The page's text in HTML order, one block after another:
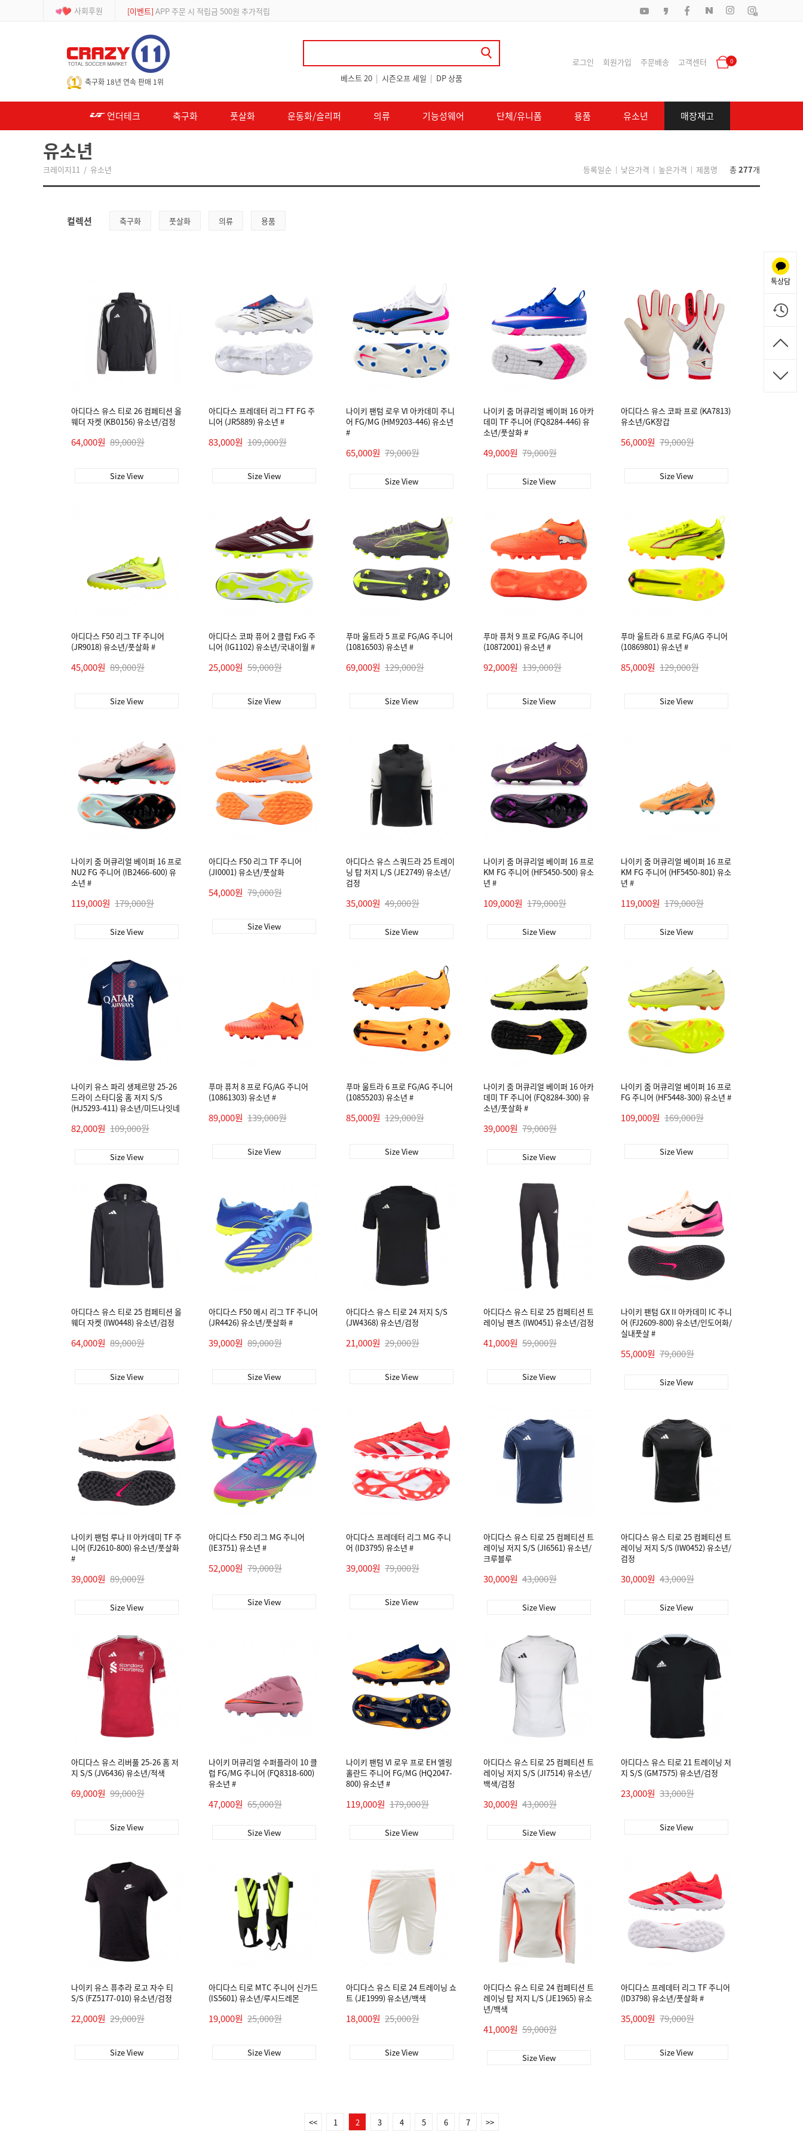
사회후원 [등급제] 회원가입 시 최대 2% 적립 및 할인 쿠폰 지급
축구화 18년 연속 판매 1위 베스트 20 | 시즌오프 세일 | DP 상품
로그인 회원가입 주문배송 고객센터 0
언더테크 축구화 풋살화 운동화/슬리퍼 의류 기능성웨어 단체/유니폼 용품 유소년 매장재고
유소년
크레이지11 / 유소년 등록일순 | 낮은가격 | 높은가격 | 제품명 총277개
컬렉션 축구화 풋살화 의류 용품
아디다스 유스 티로 26 컴페티션 올
웨더 자켓 (KB0156) 유소년/검정
64,000원 89,000원
Size View
아디다스 프레데터 리그 FT FG 주
니어 (JR5889) 유소년 #
83,000원 109,000원
Size View
나이키 팬텀 로우 VI 아카데미 주니
어 FG/MG (HM9203-446) 유소년
#
65,000원 79,000원
Size View
나이키 줌 머큐리얼 베이퍼 16 아카
데미 TF 주니어 (FQ8284-446) 유
소년/풋살화 #
49,000원 79,000원
Size View
아디다스 유스 코파 프로 (KA7813)
유소년/GK장갑
56,000원 79,000원
Size View
아디다스 F50 리그 TF 주니어
(JR9018) 유소년/풋살화 #
45,000원 89,000원
Size View
아디다스 코파 퓨어 2 클럽 FxG 주
니어 (IG1102) 유소년/국내이월 #
25,000원 59,000원
Size View
푸마 울트라 5 프로 FG/AG 주니어
(10816503) 유소년 #
69,000원 129,000원
Size View
푸마 퓨처 9 프로 FG/AG 주니어
(10872001) 유소년 #
92,000원 139,000원
Size View
푸마 울트라 6 프로 FG/AG 주니어
(10869801) 유소년 #
85,000원 129,000원
Size View
나이키 줌 머큐리얼 베이퍼 16 프로
NU2 FG 주니어 (IB2466-600) 유
소년 #
119,000원 179,000원
Size View
아디다스 F50 리그 TF 주니어
(JI0001) 유소년/풋살화
54,000원 79,000원
Size View
아디다스 유스 스쿼드라 25 트레이
닝 탑 저지 L/S (JE2749) 유소년/
검정
35,000원 49,000원
Size View
나이키 줌 머큐리얼 베이퍼 16 프로
KM FG 주니어 (HF5450-500) 유소
년 #
109,000원 179,000원
Size View
나이키 줌 머큐리얼 베이퍼 16 프로
KM FG 주니어 (HF5450-801) 유소
년 #
119,000원 179,000원
Size View
나이키 유스 파리 생제르망 25-26
드라이 스타디움 홈 저지 S/S
(HJ5293-411) 유소년/미드나잇네
82,000원 109,000원
Size View
푸마 퓨처 8 프로 FG/AG 주니어
(10861303) 유소년 #
89,000원 139,000원
Size View
푸마 울트라 6 프로 FG/AG 주니어
(10855203) 유소년 #
85,000원 129,000원
Size View
나이키 줌 머큐리얼 베이퍼 16 아카
데미 TF 주니어 (FQ8284-300) 유
소년/풋살화 #
39,000원 79,000원
Size View
나이키 줌 머큐리얼 베이퍼 16 프로
FG 주니어 (HF5448-300) 유소년 #
109,000원 169,000원
Size View
아디다스 유스 티로 25 컴페티션 올
웨더 자켓 (IW0448) 유소년/검정
64,000원 89,000원
Size View
아디다스 F50 메시 리그 TF 주니어
(JR4426) 유소년/풋살화 #
39,000원 89,000원
Size View
아디다스 유스 티로 24 저지 S/S
(JW4368) 유소년/검정
21,000원 29,000원
Size View
아디다스 유스 티로 25 컴페티션 트
레이닝 팬츠 (IW0451) 유소년/검정
41,000원 59,000원
Size View
나이키 팬텀 GX II 아카데미 IC 주니
어 (FJ2609-800) 유소년/인도어화/
실내풋살 #
55,000원 79,000원
Size View
나이키 팬텀 루나 II 아카데미 TF 주
니어 (FJ2610-800) 유소년/풋살화
#
39,000원 89,000원
Size View
아디다스 F50 리그 MG 주니어
(IE3751) 유소년 #
52,000원 79,000원
Size View
아디다스 프레데터 리그 MG 주니
어 (ID3795) 유소년 #
39,000원 79,000원
Size View
아디다스 유스 티로 25 컴페티션 트
레이닝 저지 S/S (JI6561) 유소년/
크루블루
30,000원 43,000원
Size View
아디다스 유스 티로 25 컴페티션 트
레이닝 저지 S/S (IW0452) 유소년/
검정
30,000원 43,000원
Size View
아디다스 유스 리버풀 25-26 홈 저
지 S/S (JV6436) 유소년/적색
69,000원 99,000원
Size View
나이키 머큐리얼 수퍼플라이 10 클
럽 FG/MG 주니어 (FQ8318-600)
유소년 #
47,000원 65,000원
Size View
나이키 팬텀 VI 로우 프로 EH 엘링
홀란드 주니어 FG/MG (HQ2047-
800) 유소년 #
119,000원 179,000원
Size View
아디다스 유스 티로 25 컴페티션 트
레이닝 저지 S/S (JI7514) 유소년/
백색/검정
30,000원 43,000원
Size View
아디다스 유스 티로 21 트레이닝 저
지 S/S (GM7575) 유소년/검정
23,000원 33,000원
Size View
나이키 유스 퓨추라 로고 자수 티
S/S (FZ5177-010) 유소년/검정
22,000원 29,000원
Size View
아디다스 티로 MTC 주니어 신가드
(IS5601) 유소년/루시드레몬
19,000원 25,000원
Size View
아디다스 유스 티로 24 트레이닝 쇼
트 (JE1999) 유소년/백색
18,000원 25,000원
Size View
아디다스 유스 티로 24 컴페티션 트
레이닝 탑 저지 L/S (JE1965) 유소
년/백색
41,000원 59,000원
Size View
아디다스 프레데터 리그 TF 주니어
(ID3798) 유소년/풋살화 #
35,000원 79,000원
Size View
<< 1 2 3 4 5 6 7 >>
톡상담